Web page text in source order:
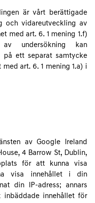
är vårt berättigade
och vidareutveckling av
med art. 6. 1 mening 1.f)
undersökning kan
på ett separat samtycke
art. 6. 1 mening 1.a) i
av Google Ireland
4 Barrow St, Dublin,
för att kunna visa
visa innehållet i din
din IP-adress; annars
innehållet för